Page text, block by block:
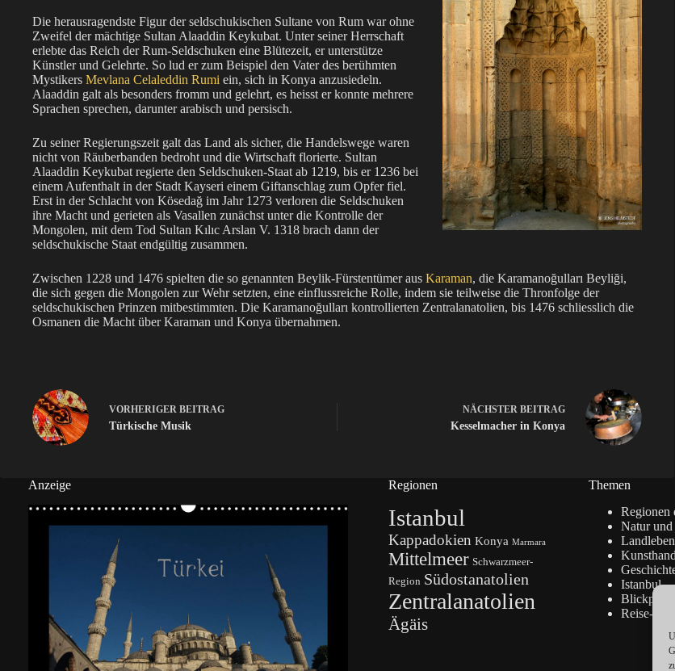
Die herausragendste Figur der seldschukischen Sultane von Rum war ohne
Zweifel der mächtige Sultan Alaaddin Keykubat. Unter seiner Herrschaft
erlebte das Reich der Rum-Seldschuken eine Blütezeit, er unterstütze
Künstler und Gelehrte. So lud er zum Beispiel den Vater des berühmten
Mystikers Mevlana Celaleddin Rumi ein, sich in Konya anzusiedeln.
Alaaddin galt als besonders fromm und gelehrt, es heisst er konnte mehrere
Sprachen sprechen, darunter arabisch und persisch.
Zu seiner Regierungszeit galt das Land als sicher, die Handelswege waren
nicht von Räuberbanden bedroht und die Wirtschaft florierte. Sultan
Alaaddin Keykubat regierte den Seldschuken-Staat ab 1219, bis er 1236 bei
einem Aufenthalt in der Stadt Kayseri einem Giftanschlag zum Opfer fiel.
Erst in der Schlacht von Kösedağ im Jahr 1273 verloren die Seldschuken
ihre Macht und gerieten als Vasallen zunächst unter die Kontrolle der
Mongolen, mit dem Tod Sultan Kılıc Arslan V. 1318 brach dann der
seldschukische Staat endgültig zusammen.
Zwischen 1228 und 1476 spielten die so genannten Beylik-Fürstentümer aus Karaman, die Karamanoğulları Beyliği,
die sich gegen die Mongolen zur Wehr setzten, eine einflussreiche Rolle, indem sie teilweise die Thronfolge der
seldschukischen Prinzen mitbestimmten. Die Karamanoğulları kontrollierten Zentralanatolien, bis 1476 schliesslich die
Osmanen die Macht über Karaman und Konya übernahmen.
VORHERIGER BEITRAG
Türkische Musik
NÄCHSTER BEITRAG
Kesselmacher in Konya
Anzeige Regionen
Istanbul
Kappadokien Konya Marmara
Mittelmeer Schwarzmeer-
Region Südostanatolien
Zentralanatolien
Ägäis
Themen
Regionen
Natur und
Istanbul
Reise-Info